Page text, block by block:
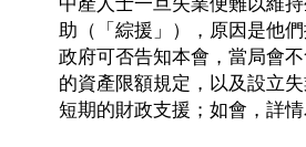
助（「綜援」），原因是他
政府可否告知本會，當局會
的資產限額規定，以及設立
短期的財政支援；如會，詳